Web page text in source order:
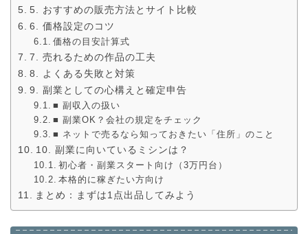
5. おすすめの販売方法とサイト比較
6. 価格設定のコツ
価格の目安計算式
7. 売れるための作品の工夫
8. よくある失敗と対策
9. 副業としての心構えと確定申告
■ 副収入の扱い
■ 副業OK？会社の規定をチェック
■ ネットで売るなら知っておきたい「住所」のこと
10. 副業に向いているミシンは？
初心者・副業スタート向け（3万円台）
本格的に稼ぎたい方向け
まとめ：まずは1点出品してみよう